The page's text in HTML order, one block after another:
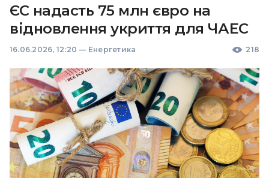
ЄС надасть 75 млн євро на
відновлення укриття для ЧАЕС
16.06.2026, 12:20 — Енергетика 218